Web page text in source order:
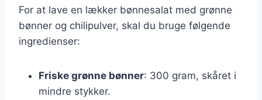
For at lave en lækker bønnesalat med grønne
bønner og chilipulver, skal du bruge følgende
ingredienser:
Friske grønne bønner: 300 gram, skåret i
mindre stykker.